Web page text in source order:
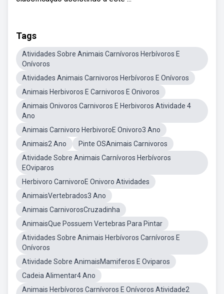
Tags
Atividades Sobre Animais Carnívoros Herbívoros E
Onívoros
Atividades Animais Carnivoros Herbívoros E Onívoros
Animais Herbivoros E Carnivoros E Onivoros
Animais Onivoros Carnivoros E Herbivoros Atividade 4
Ano
Animais Carnivoro HerbivoroE Onivoro3 Ano
Animais2 Ano
Pinte OSAnimais Carnivoros
Atividade Sobre Animais Carnívoros Herbívoros
EOviparos
Herbivoro CarnivoroE Onivoro Atividades
AnimaisVertebrados3 Ano
Animais CarnivorosCruzadinha
AnimaisQue Possuem Vertebras Para Pintar
Atividades Sobre Animais Herbívoros Carnívoros E
Onívoros
Atividade Sobre AnimaisMamiferos E Oviparos
Cadeia Alimentar4 Ano
Animais Herbívoros Carnívoros E Onívoros Atividade2